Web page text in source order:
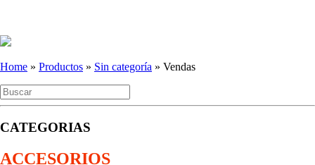
Home » Productos » Sin categoría » Vendas
CATEGORIAS
ACCESORIOS